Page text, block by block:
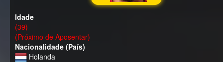
Idade
(39)
(Próximo de Aposentar)
Nacionalidade (País)
Holanda